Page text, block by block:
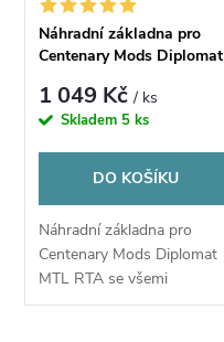
Náhradní základna pro
Centenary Mods Diplomat
1 049 Kč/ ks
Skladem 5 ks
DO KOŠÍKU
Náhradní základna pro
Centenary Mods Diplomat
MTL RTA se všemi
potřebnými díly.